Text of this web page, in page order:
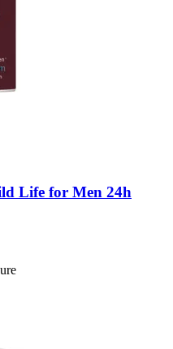
Life for Men 24h